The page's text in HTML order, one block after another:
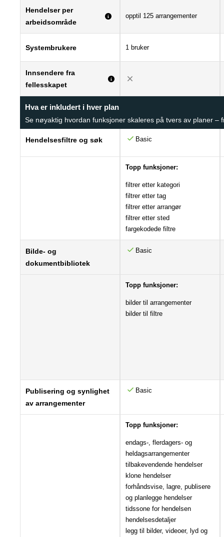
Hendelser per
arbeidsområde
opptil 125 arrangementer
Systembrukere 1 bruker
Innsendere fra
fellesskapet
Hva er inkludert i hver plan
Se nøyaktig hvordan funksjoner skaleres på tvers av planer
Hendelsesfiltre og søk Basic
Topp funksjoner:
filtrer etter kategori
filtrer etter tag
filtrer etter arrangør
filtrer etter sted
fargekodede filtre
Bilde- og
dokumentbibliotek
Basic
Topp funksjoner:
bilder til arrangementer
bilder til filtre
Publisering og synlighet
av arrangementer
Basic
Topp funksjoner:
endags-, flerdagers- og
heldagsarrangementer
tilbakevendende hendelser
klone hendelser
forhåndsvise, lagre, publisere
og planlegge hendelser
tidssone for hendelsen
hendelsesdetaljer
legg til bilder, videoer, lyd og